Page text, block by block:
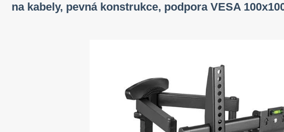
na kabely, pevná konstrukce, podpora VESA